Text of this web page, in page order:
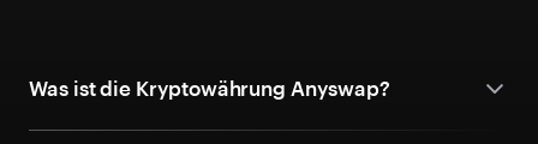
Was ist die Kryptowährung Anyswap?